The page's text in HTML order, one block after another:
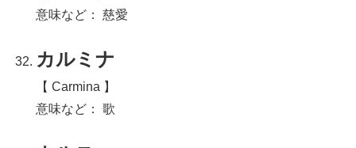
意味など： 慈愛
カルミナ
【 Carmina 】
意味など： 歌